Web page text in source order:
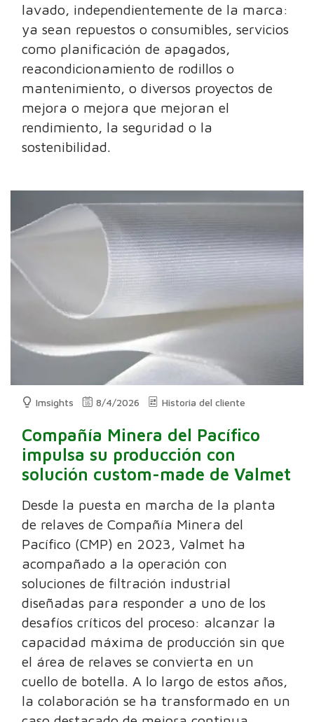
lavado, independientemente de la marca:
ya sean repuestos o consumibles, servicios
como planificación de apagados,
reacondicionamiento de rodillos o
mantenimiento, o diversos proyectos de
mejora o mejora que mejoran el
rendimiento, la seguridad o la
sostenibilidad.
Imsights 8/4/2026 Historia del cliente
Compañía Minera del Pacífico
impulsa su producción con
solución custom-made de Valmet
Desde la puesta en marcha de la planta
de relaves de Compañía Minera del
Pacífico (CMP) en 2023, Valmet ha
acompañado a la operación con
soluciones de filtración industrial
diseñadas para responder a uno de los
desafíos críticos del proceso: alcanzar la
capacidad máxima de producción sin que
el área de relaves se convierta en un
cuello de botella. A lo largo de estos años,
la colaboración se ha transformado en un